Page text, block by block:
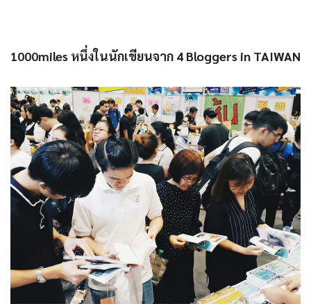
1000miles หนึ่งในนักเขียนจาก 4 Bloggers in TAIWAN